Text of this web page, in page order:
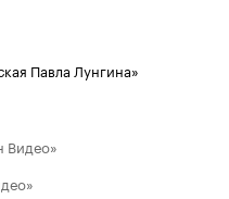
Павла Лунгина»
Видео»